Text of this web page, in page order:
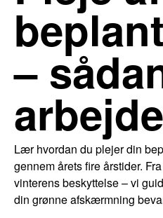
–
Lær hvordan du plejer din
gennem årets fire årstider.
vinterens beskyttelse – vi
din grønne afskærmning